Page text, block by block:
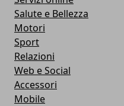
Salute e Bellezza
Motori
Sport
Relazioni
Web e Social
Accessori
Mobile